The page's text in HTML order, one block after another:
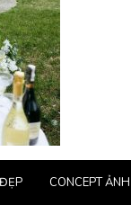
CONCEPT